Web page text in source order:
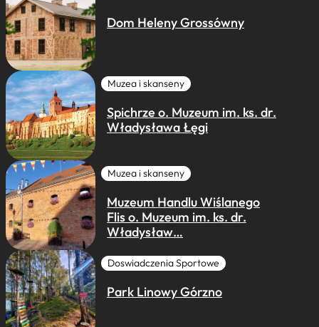
Dom Heleny Grossówny
Muzea i skanseny
Spichrze o. Muzeum im. ks. dr.
Władysława Łęgi
Muzea i skanseny
Muzeum Handlu Wiślanego
Flis o. Muzeum im. ks. dr.
Władysław…
Doswiadczenia Sportowe
Park Linowy Górzno